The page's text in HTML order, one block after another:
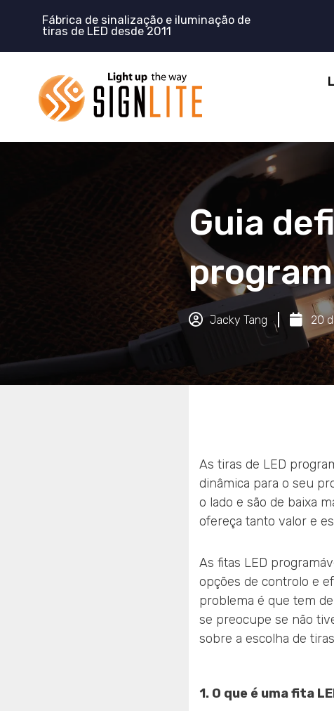
Fábrica de sinalização e iluminação de
tiras de LED desde 2011
Guia
Jacky Tang 20
As tiras de LED
dinâmica para o seu
o lado e são de baixa
ofereça tanto valor e
As fitas LED
opções de controlo e
problema é que tem
se preocupe se não
sobre a escolha de
1. O que é uma fita